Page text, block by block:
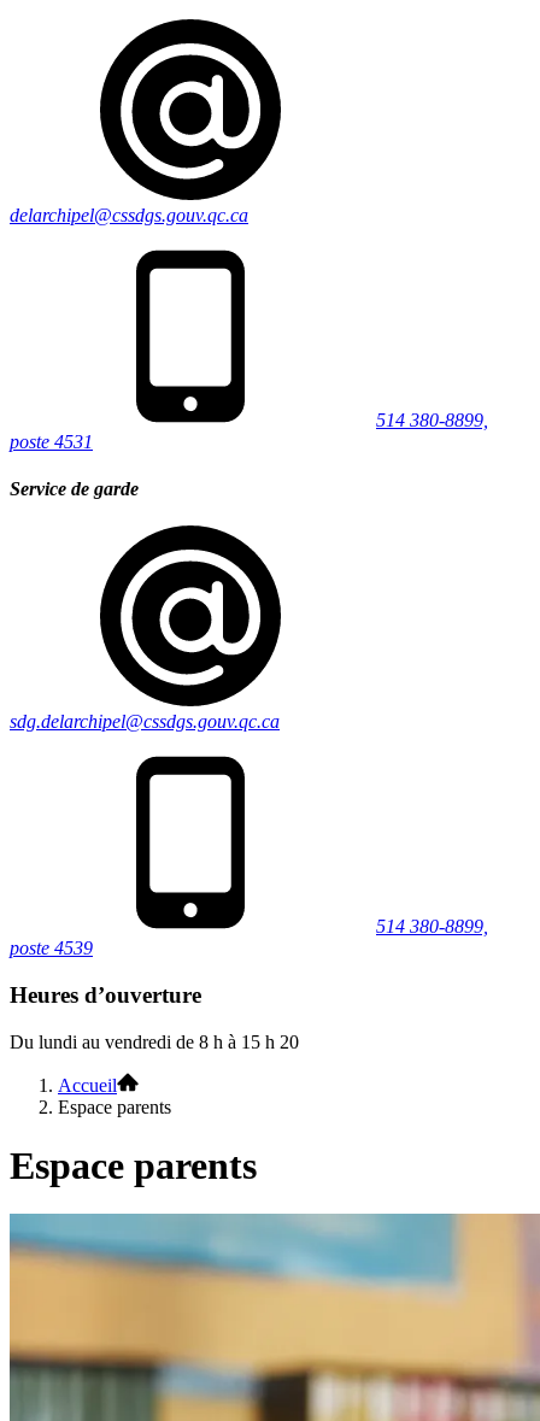
delarchipel@cssdgs.gouv.qc.ca
514 380-8899,
poste 4531
Service de garde
sdg.delarchipel@cssdgs.gouv.qc.ca
514 380-8899,
poste 4539
Heures d’ouverture
Du lundi au vendredi de 8 h à 15 h 20
Accueil
Espace parents
Espace parents